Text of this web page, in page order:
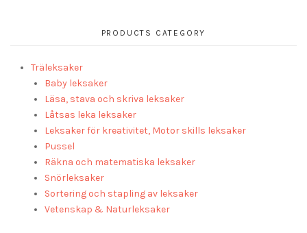
PRODUCTS CATEGORY
Träleksaker
Baby leksaker
Läsa, stava och skriva leksaker
Låtsas leka leksaker
Leksaker för kreativitet, Motor skills leksaker
Pussel
Räkna och matematiska leksaker
Snörleksaker
Sortering och stapling av leksaker
Vetenskap & Naturleksaker